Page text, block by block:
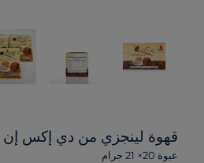
قهوة لينجزي من دي إكس إن 3 في 1
عبوة 20× 21 جرام